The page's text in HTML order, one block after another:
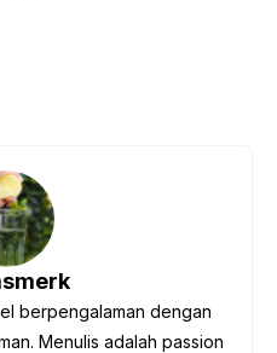
berpengalaman dengan
Menulis adalah passion